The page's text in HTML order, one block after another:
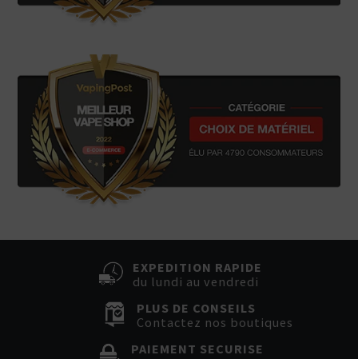
EXPEDITION RAPIDE
du lundi au vendredi
PLUS DE CONSEILS
Contactez nos boutiques
PAIEMENT SECURISE